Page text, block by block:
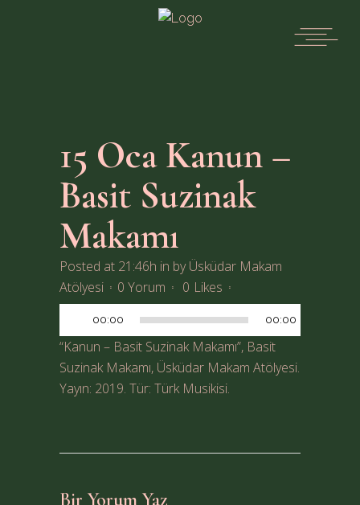
15 OcaKanun –
Basit Suzinak
Makamı
Posted at 21:46h in byÜsküdar Makam
Atölyesi
0 Yorum 0 Likes
00:00 00:00
“Kanun – Basit Suzinak Makamı”, Basit
Suzinak Makamı, Üsküdar Makam Atölyesi.
Yayın: 2019. Tür: Türk Musikisi.
Bir Yorum Yaz